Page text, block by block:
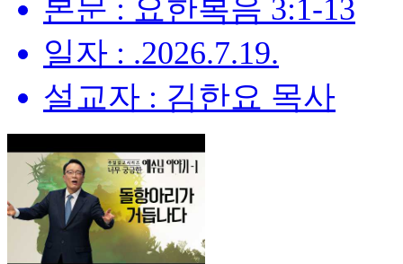
본문 : 요한복음 3:1-13
일자 : .2026.7.19.
설교자 : 김한요 목사